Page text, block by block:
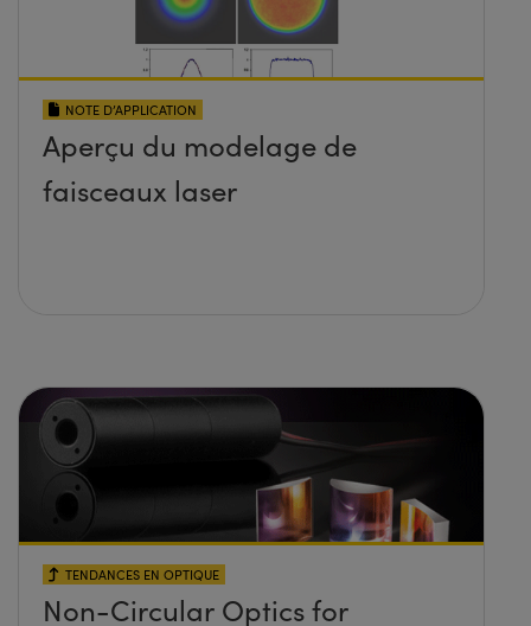
NOTE D’APPLICATION
Aperçu du modelage de
faisceaux laser
TENDANCES EN OPTIQUE
Non-Circular Optics for